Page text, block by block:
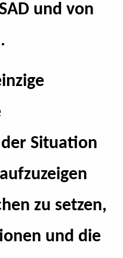
und von
Situation
zu setzen,
und die